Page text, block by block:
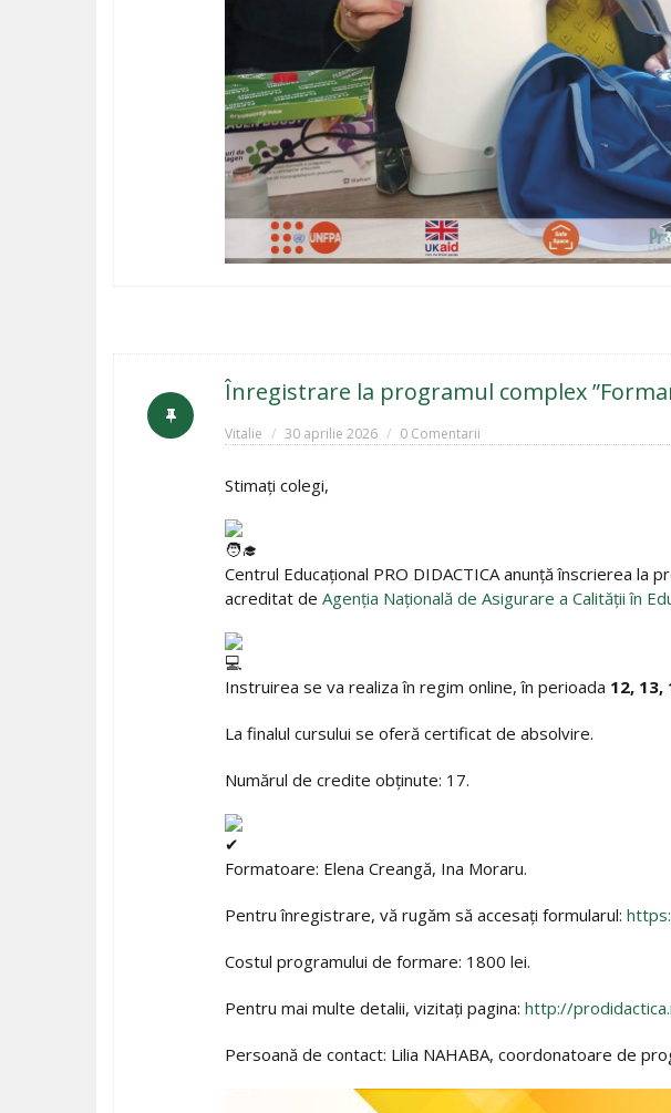
Înregistrare la programul complex
Vitalie 30 aprilie 2026 0 Comentarii
Stimați colegi,
Centrul Educațional PRO DIDACTICA anunță înscrierea la
acreditat de Agenţia Naţională de Asigurare a Calităţii în
Instruirea se va realiza în regim online, în perioada 12, 13,
La finalul cursului se oferă certificat de absolvire.
Numărul de credite obținute: 17.
Formatoare: Elena Creangă, Ina Moraru.
Pentru înregistrare, vă rugăm să accesați formularul:
Costul programului de formare: 1800 lei.
Pentru mai multe detalii, vizitați pagina: http://
Persoană de contact: Lilia NAHABA, coordonatoare de